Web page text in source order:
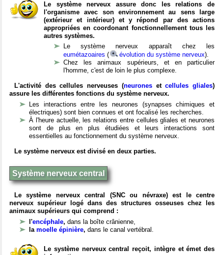
Le système nerveux assure donc les relations de
l'organisme avec son environnement au sens large
(extérieur et intérieur) et y répond par des actions
appropriées en coordonant fonctionnellement tous les
autres systèmes.
Le système nerveux apparaît chez les
eumétazoaires ( évolution du système nerveux).
Chez les animaux supérieurs, et en particulier
l'homme, c'est de loin le plus complexe.
L'activité des cellules nerveuses (neuronesetcellules gliales)
assure les différentes fonctions du système nerveux.
Les interactions entre les neurones (synapses chimiques et
électriques) sont bien connues et ont focalisé les recherches.
À l'heure actuelle, les relations entre cellules gliales et neurones
sont de plus en plus étudiées et leurs interactions sont
essentielles au fonctionnement du système nerveux.
Le système nerveux est divisé en deux parties.
Système nerveux central
Le système nerveux central (SNC ou névraxe) est le centre
nerveux supérieur logé dans des structures osseuses chez les
animaux supérieurs qui comprend :
l'encéphale, dans la boîte crânienne,
la moelle épinière, dans le canal vertébral.
Le système nerveux central reçoit, intègre et émet des